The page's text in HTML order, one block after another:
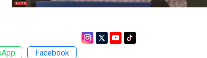
Facebook